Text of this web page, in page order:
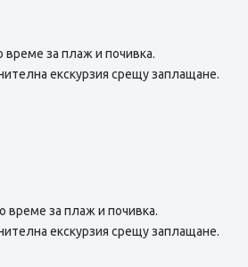
време за плаж и почивка.
екскурзия срещу заплащане.
време за плаж и почивка.
екскурзия срещу заплащане.